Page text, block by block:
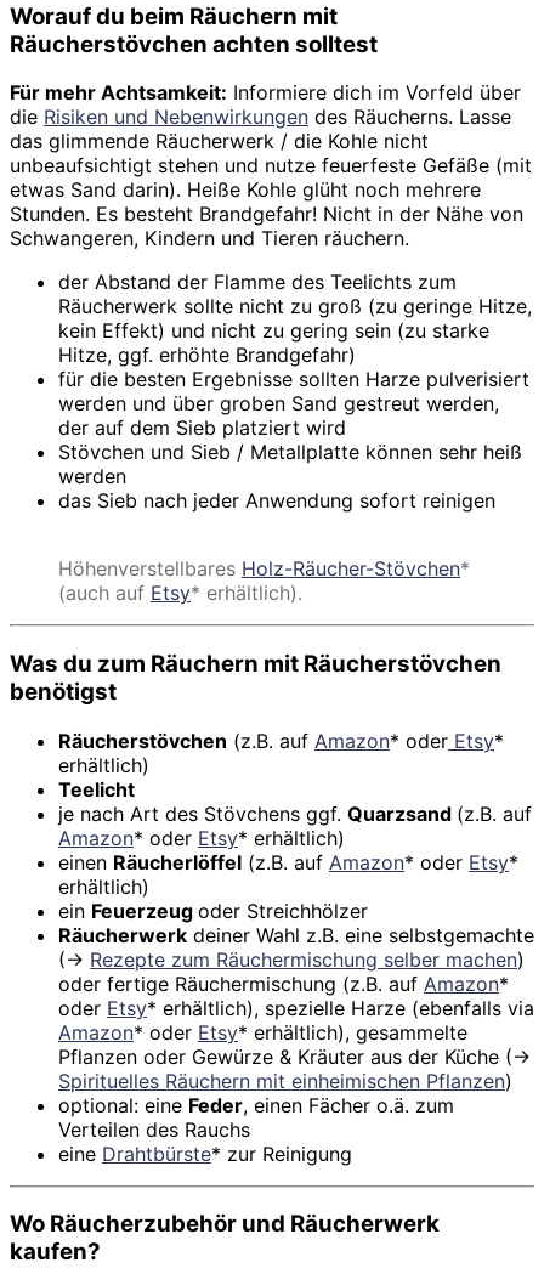
Worauf du beim Räuchern mit
Räucherstövchen achten solltest
Für mehr Achtsamkeit: Informiere dich im Vorfeld über
die Risiken und Nebenwirkungen des Räucherns. Lasse
das glimmende Räucherwerk / die Kohle nicht
unbeaufsichtigt stehen und nutze feuerfeste Gefäße (mit
etwas Sand darin). Heiße Kohle glüht noch mehrere
Stunden. Es besteht Brandgefahr! Nicht in der Nähe von
Schwangeren, Kindern und Tieren räuchern.
der Abstand der Flamme des Teelichts zum
Räucherwerk sollte nicht zu groß (zu geringe Hitze,
kein Effekt) und nicht zu gering sein (zu starke
Hitze, ggf. erhöhte Brandgefahr)
für die besten Ergebnisse sollten Harze pulverisiert
werden und über groben Sand gestreut werden,
der auf dem Sieb platziert wird
Stövchen und Sieb / Metallplatte können sehr heiß
werden
das Sieb nach jeder Anwendung sofort reinigen
Höhenverstellbares Holz-Räucher-Stövchen*
(auch auf Etsy* erhältlich).
Was du zum Räuchern mit Räucherstövchen
benötigst
Räucherstövchen (z.B. auf Amazon* oder Etsy*
erhältlich)
Teelicht
je nach Art des Stövchens ggf. Quarzsand (z.B. auf
Amazon* oder Etsy* erhältlich)
einen Räucherlöffel (z.B. auf Amazon* oder Etsy*
erhältlich)
ein Feuerzeug oder Streichhölzer
Räucherwerk deiner Wahl z.B. eine selbstgemachte
(-> Rezepte zum Räuchermischung selber machen)
oder fertige Räuchermischung (z.B. auf Amazon*
oder Etsy* erhältlich), spezielle Harze (ebenfalls via
Amazon* oder Etsy* erhältlich), gesammelte
Pflanzen oder Gewürze & Kräuter aus der Küche (->
Spirituelles Räuchern mit einheimischen Pflanzen)
optional: eine Feder, einen Fächer o.ä. zum
Verteilen des Rauchs
eine Drahtbürste* zur Reinigung
Wo Räucherzubehör und Räucherwerk
kaufen?